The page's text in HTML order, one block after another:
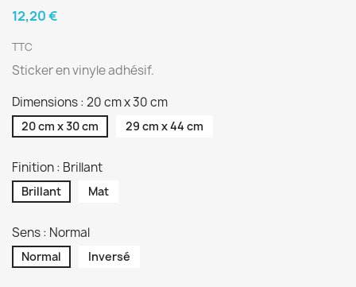
12,20 €
TTC
Sticker en vinyle adhésif.
Dimensions : 20 cm x 30 cm
20 cm x 30 cm 29 cm x 44 cm
Finition : Brillant
Brillant Mat
Sens : Normal
Normal Inversé